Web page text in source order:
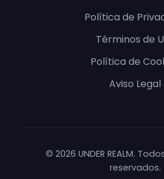
Política de
Términos de
Política de
Aviso Legal
© 2026 UNDER REALM.
reservados.